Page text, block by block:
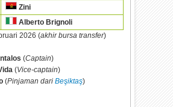
Zini
Alberto Brignoli
2026 (akhir bursa transfer)
(Captain)
(Vice-captain)
(Pinjaman dariBeşiktaş)